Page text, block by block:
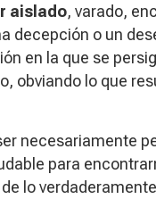
aislado, varado,
decepción o un
en la que se
obviando lo que
necesariamente
para
lo